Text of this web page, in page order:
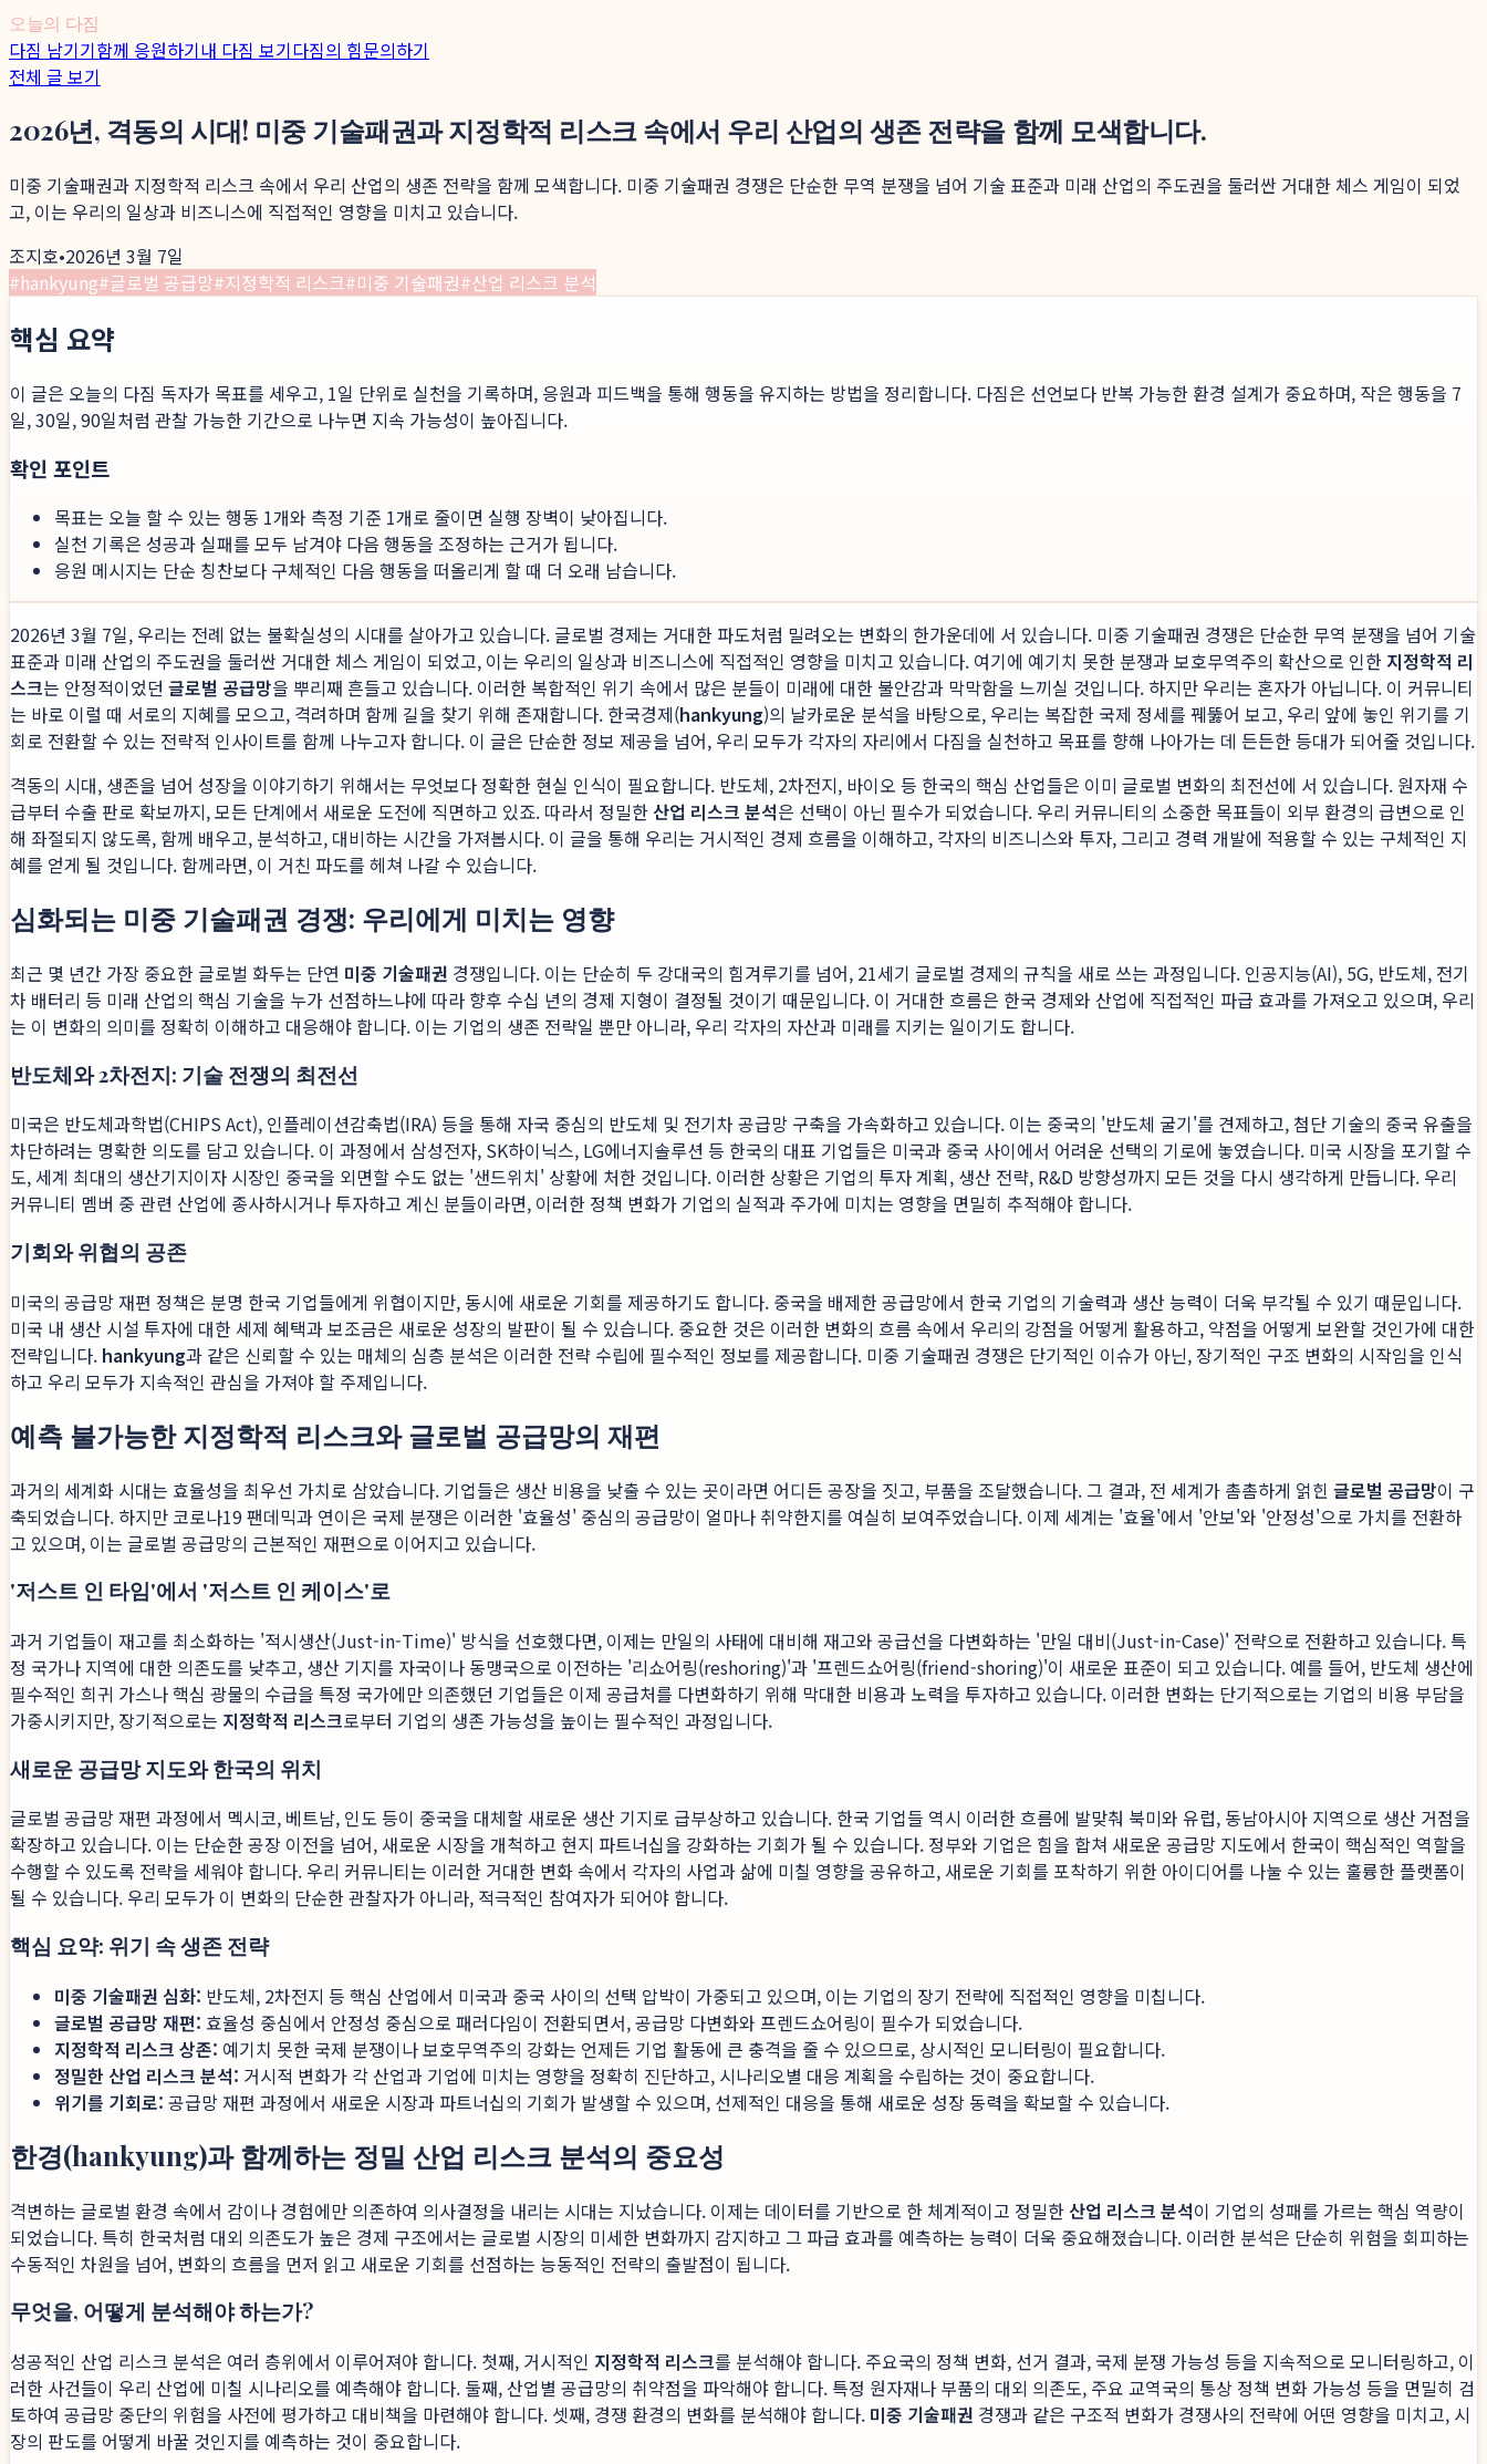
오늘의 다짐
다짐 남기기함께 응원하기내 다짐 보기다짐의 힘문의하기
전체 글 보기
2026년, 격동의 시대! 미중 기술패권과 지정학적 리스크 속에서 우리 산업의 생존 전략을 함께 모색합니다.
미중 기술패권과 지정학적 리스크 속에서 우리 산업의 생존 전략을 함께 모색합니다. 미중 기술패권 경쟁은 단순한 무역 분쟁을 넘어 기술 표준과 미래 산업의 주도권을 둘러싼 거대한 체스 게임이 되었
고, 이는 우리의 일상과 비즈니스에 직접적인 영향을 미치고 있습니다.
조지호•2026년 3월 7일
#hankyung#글로벌 공급망#지정학적 리스크#미중 기술패권#산업 리스크 분석
핵심 요약
이 글은 오늘의 다짐 독자가 목표를 세우고, 1일 단위로 실천을 기록하며, 응원과 피드백을 통해 행동을 유지하는 방법을 정리합니다. 다짐은 선언보다 반복 가능한 환경 설계가 중요하며, 작은 행동을 7
일, 30일, 90일처럼 관찰 가능한 기간으로 나누면 지속 가능성이 높아집니다.
확인 포인트
목표는 오늘 할 수 있는 행동 1개와 측정 기준 1개로 줄이면 실행 장벽이 낮아집니다.
실천 기록은 성공과 실패를 모두 남겨야 다음 행동을 조정하는 근거가 됩니다.
응원 메시지는 단순 칭찬보다 구체적인 다음 행동을 떠올리게 할 때 더 오래 남습니다.
2026년 3월 7일, 우리는 전례 없는 불확실성의 시대를 살아가고 있습니다. 글로벌 경제는 거대한 파도처럼 밀려오는 변화의 한가운데에 서 있습니다. 미중 기술패권 경쟁은 단순한 무역 분쟁을 넘어 기술
표준과 미래 산업의 주도권을 둘러싼 거대한 체스 게임이 되었고, 이는 우리의 일상과 비즈니스에 직접적인 영향을 미치고 있습니다. 여기에 예기치 못한 분쟁과 보호무역주의 확산으로 인한 지정학적 리
스크는 안정적이었던 글로벌 공급망을 뿌리째 흔들고 있습니다. 이러한 복합적인 위기 속에서 많은 분들이 미래에 대한 불안감과 막막함을 느끼실 것입니다. 하지만 우리는 혼자가 아닙니다. 이 커뮤니티
는 바로 이럴 때 서로의 지혜를 모으고, 격려하며 함께 길을 찾기 위해 존재합니다. 한국경제(hankyung)의 날카로운 분석을 바탕으로, 우리는 복잡한 국제 정세를 꿰뚫어 보고, 우리 앞에 놓인 위기를 기
회로 전환할 수 있는 전략적 인사이트를 함께 나누고자 합니다. 이 글은 단순한 정보 제공을 넘어, 우리 모두가 각자의 자리에서 다짐을 실천하고 목표를 향해 나아가는 데 든든한 등대가 되어줄 것입니다.
격동의 시대, 생존을 넘어 성장을 이야기하기 위해서는 무엇보다 정확한 현실 인식이 필요합니다. 반도체, 2차전지, 바이오 등 한국의 핵심 산업들은 이미 글로벌 변화의 최전선에 서 있습니다. 원자재 수
급부터 수출 판로 확보까지, 모든 단계에서 새로운 도전에 직면하고 있죠. 따라서 정밀한 산업 리스크 분석은 선택이 아닌 필수가 되었습니다. 우리 커뮤니티의 소중한 목표들이 외부 환경의 급변으로 인
해 좌절되지 않도록, 함께 배우고, 분석하고, 대비하는 시간을 가져봅시다. 이 글을 통해 우리는 거시적인 경제 흐름을 이해하고, 각자의 비즈니스와 투자, 그리고 경력 개발에 적용할 수 있는 구체적인 지
혜를 얻게 될 것입니다. 함께라면, 이 거친 파도를 헤쳐 나갈 수 있습니다.
심화되는 미중 기술패권 경쟁: 우리에게 미치는 영향
최근 몇 년간 가장 중요한 글로벌 화두는 단연 미중 기술패권 경쟁입니다. 이는 단순히 두 강대국의 힘겨루기를 넘어, 21세기 글로벌 경제의 규칙을 새로 쓰는 과정입니다. 인공지능(AI), 5G, 반도체, 전기
차 배터리 등 미래 산업의 핵심 기술을 누가 선점하느냐에 따라 향후 수십 년의 경제 지형이 결정될 것이기 때문입니다. 이 거대한 흐름은 한국 경제와 산업에 직접적인 파급 효과를 가져오고 있으며, 우리
는 이 변화의 의미를 정확히 이해하고 대응해야 합니다. 이는 기업의 생존 전략일 뿐만 아니라, 우리 각자의 자산과 미래를 지키는 일이기도 합니다.
반도체와 2차전지: 기술 전쟁의 최전선
미국은 반도체과학법(CHIPS Act), 인플레이션감축법(IRA) 등을 통해 자국 중심의 반도체 및 전기차 공급망 구축을 가속화하고 있습니다. 이는 중국의 '반도체 굴기'를 견제하고, 첨단 기술의 중국 유출을
차단하려는 명확한 의도를 담고 있습니다. 이 과정에서 삼성전자, SK하이닉스, LG에너지솔루션 등 한국의 대표 기업들은 미국과 중국 사이에서 어려운 선택의 기로에 놓였습니다. 미국 시장을 포기할 수
도, 세계 최대의 생산기지이자 시장인 중국을 외면할 수도 없는 '샌드위치' 상황에 처한 것입니다. 이러한 상황은 기업의 투자 계획, 생산 전략, R&D 방향성까지 모든 것을 다시 생각하게 만듭니다. 우리
커뮤니티 멤버 중 관련 산업에 종사하시거나 투자하고 계신 분들이라면, 이러한 정책 변화가 기업의 실적과 주가에 미치는 영향을 면밀히 추적해야 합니다.
기회와 위협의 공존
미국의 공급망 재편 정책은 분명 한국 기업들에게 위협이지만, 동시에 새로운 기회를 제공하기도 합니다. 중국을 배제한 공급망에서 한국 기업의 기술력과 생산 능력이 더욱 부각될 수 있기 때문입니다.
미국 내 생산 시설 투자에 대한 세제 혜택과 보조금은 새로운 성장의 발판이 될 수 있습니다. 중요한 것은 이러한 변화의 흐름 속에서 우리의 강점을 어떻게 활용하고, 약점을 어떻게 보완할 것인가에 대한
전략입니다. hankyung과 같은 신뢰할 수 있는 매체의 심층 분석은 이러한 전략 수립에 필수적인 정보를 제공합니다. 미중 기술패권 경쟁은 단기적인 이슈가 아닌, 장기적인 구조 변화의 시작임을 인식
하고 우리 모두가 지속적인 관심을 가져야 할 주제입니다.
예측 불가능한 지정학적 리스크와 글로벌 공급망의 재편
과거의 세계화 시대는 효율성을 최우선 가치로 삼았습니다. 기업들은 생산 비용을 낮출 수 있는 곳이라면 어디든 공장을 짓고, 부품을 조달했습니다. 그 결과, 전 세계가 촘촘하게 얽힌 글로벌 공급망이 구
축되었습니다. 하지만 코로나19 팬데믹과 연이은 국제 분쟁은 이러한 '효율성' 중심의 공급망이 얼마나 취약한지를 여실히 보여주었습니다. 이제 세계는 '효율'에서 '안보'와 '안정성'으로 가치를 전환하
고 있으며, 이는 글로벌 공급망의 근본적인 재편으로 이어지고 있습니다.
'저스트 인 타임'에서 '저스트 인 케이스'로
과거 기업들이 재고를 최소화하는 '적시생산(Just-in-Time)' 방식을 선호했다면, 이제는 만일의 사태에 대비해 재고와 공급선을 다변화하는 '만일 대비(Just-in-Case)' 전략으로 전환하고 있습니다. 특
정 국가나 지역에 대한 의존도를 낮추고, 생산 기지를 자국이나 동맹국으로 이전하는 '리쇼어링(reshoring)'과 '프렌드쇼어링(friend-shoring)'이 새로운 표준이 되고 있습니다. 예를 들어, 반도체 생산에
필수적인 희귀 가스나 핵심 광물의 수급을 특정 국가에만 의존했던 기업들은 이제 공급처를 다변화하기 위해 막대한 비용과 노력을 투자하고 있습니다. 이러한 변화는 단기적으로는 기업의 비용 부담을
가중시키지만, 장기적으로는 지정학적 리스크로부터 기업의 생존 가능성을 높이는 필수적인 과정입니다.
새로운 공급망 지도와 한국의 위치
글로벌 공급망 재편 과정에서 멕시코, 베트남, 인도 등이 중국을 대체할 새로운 생산 기지로 급부상하고 있습니다. 한국 기업들 역시 이러한 흐름에 발맞춰 북미와 유럽, 동남아시아 지역으로 생산 거점을
확장하고 있습니다. 이는 단순한 공장 이전을 넘어, 새로운 시장을 개척하고 현지 파트너십을 강화하는 기회가 될 수 있습니다. 정부와 기업은 힘을 합쳐 새로운 공급망 지도에서 한국이 핵심적인 역할을
수행할 수 있도록 전략을 세워야 합니다. 우리 커뮤니티는 이러한 거대한 변화 속에서 각자의 사업과 삶에 미칠 영향을 공유하고, 새로운 기회를 포착하기 위한 아이디어를 나눌 수 있는 훌륭한 플랫폼이
될 수 있습니다. 우리 모두가 이 변화의 단순한 관찰자가 아니라, 적극적인 참여자가 되어야 합니다.
핵심 요약: 위기 속 생존 전략
미중 기술패권 심화: 반도체, 2차전지 등 핵심 산업에서 미국과 중국 사이의 선택 압박이 가중되고 있으며, 이는 기업의 장기 전략에 직접적인 영향을 미칩니다.
글로벌 공급망 재편: 효율성 중심에서 안정성 중심으로 패러다임이 전환되면서, 공급망 다변화와 프렌드쇼어링이 필수가 되었습니다.
지정학적 리스크 상존: 예기치 못한 국제 분쟁이나 보호무역주의 강화는 언제든 기업 활동에 큰 충격을 줄 수 있으므로, 상시적인 모니터링이 필요합니다.
정밀한 산업 리스크 분석: 거시적 변화가 각 산업과 기업에 미치는 영향을 정확히 진단하고, 시나리오별 대응 계획을 수립하는 것이 중요합니다.
위기를 기회로: 공급망 재편 과정에서 새로운 시장과 파트너십의 기회가 발생할 수 있으며, 선제적인 대응을 통해 새로운 성장 동력을 확보할 수 있습니다.
한경(hankyung)과 함께하는 정밀 산업 리스크 분석의 중요성
격변하는 글로벌 환경 속에서 감이나 경험에만 의존하여 의사결정을 내리는 시대는 지났습니다. 이제는 데이터를 기반으로 한 체계적이고 정밀한 산업 리스크 분석이 기업의 성패를 가르는 핵심 역량이
되었습니다. 특히 한국처럼 대외 의존도가 높은 경제 구조에서는 글로벌 시장의 미세한 변화까지 감지하고 그 파급 효과를 예측하는 능력이 더욱 중요해졌습니다. 이러한 분석은 단순히 위험을 회피하는
수동적인 차원을 넘어, 변화의 흐름을 먼저 읽고 새로운 기회를 선점하는 능동적인 전략의 출발점이 됩니다.
무엇을, 어떻게 분석해야 하는가?
성공적인 산업 리스크 분석은 여러 층위에서 이루어져야 합니다. 첫째, 거시적인 지정학적 리스크를 분석해야 합니다. 주요국의 정책 변화, 선거 결과, 국제 분쟁 가능성 등을 지속적으로 모니터링하고, 이
러한 사건들이 우리 산업에 미칠 시나리오를 예측해야 합니다. 둘째, 산업별 공급망의 취약점을 파악해야 합니다. 특정 원자재나 부품의 대외 의존도, 주요 교역국의 통상 정책 변화 가능성 등을 면밀히 검
토하여 공급망 중단의 위험을 사전에 평가하고 대비책을 마련해야 합니다. 셋째, 경쟁 환경의 변화를 분석해야 합니다. 미중 기술패권 경쟁과 같은 구조적 변화가 경쟁사의 전략에 어떤 영향을 미치고, 시
장의 판도를 어떻게 바꿀 것인지를 예측하는 것이 중요합니다.